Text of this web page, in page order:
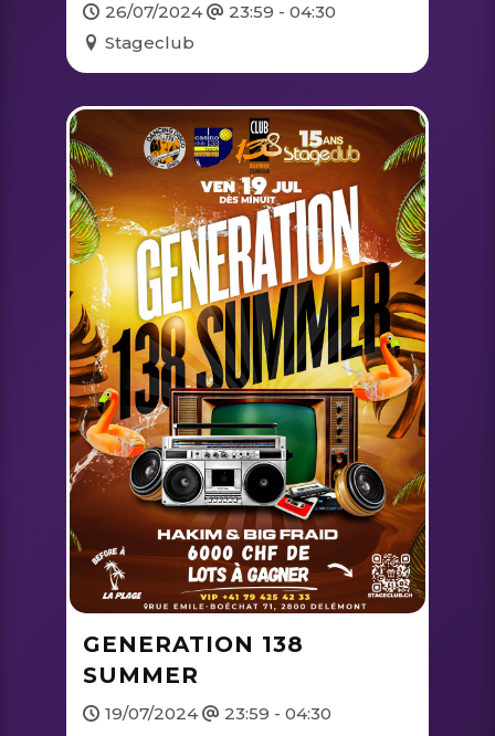
26/07/2024
23:59 - 04:30
Stageclub
GENERATION 138
SUMMER
19/07/2024
23:59 - 04:30